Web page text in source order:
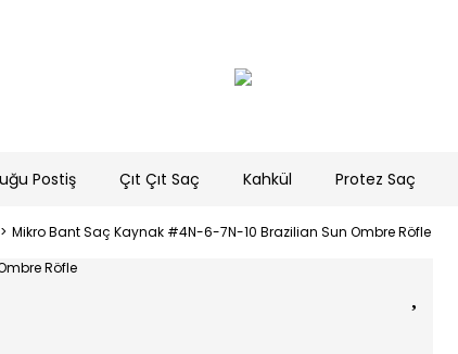
Postiş Çıt Çıt Saç Kahkül Protez Saç
Mikro Bant Saç Kaynak #4N-6-7N-10 Brazilian Sun Ombre Röfle